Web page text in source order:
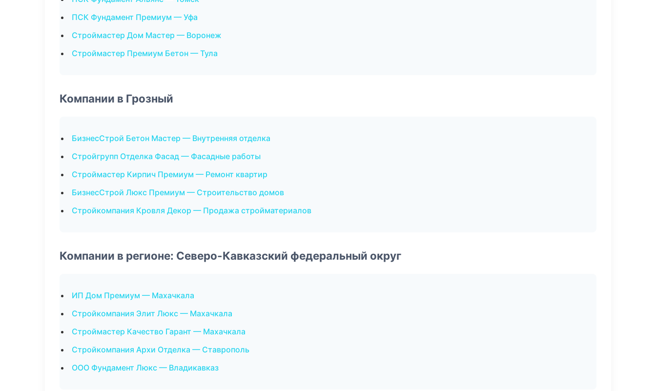
ПСК Фундамент Премиум — Уфа
Строймастер Дом Мастер — Воронеж
Строймастер Премиум Бетон — Тула
Компании в Грозный
БизнесСтрой Бетон Мастер — Внутренняя отделка
Стройгрупп Отделка Фасад — Фасадные работы
Строймастер Кирпич Премиум — Ремонт квартир
БизнесСтрой Люкс Премиум — Строительство домов
Стройкомпания Кровля Декор — Продажа стройматериалов
Компании в регионе: Северо-Кавказский федеральный округ
ИП Дом Премиум — Махачкала
Стройкомпания Элит Люкс — Махачкала
Строймастер Качество Гарант — Махачкала
Стройкомпания Архи Отделка — Ставрополь
ООО Фундамент Люкс — Владикавказ